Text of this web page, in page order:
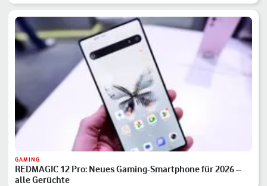
GAMING
REDMAGIC 12 Pro: Neues Gaming-Smartphone für 2026 –
alle Gerüchte